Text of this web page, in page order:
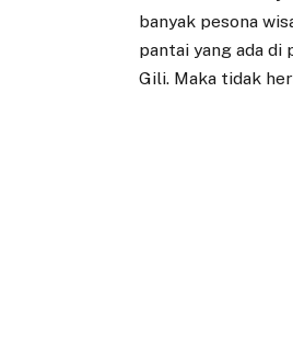
banyak pesona
pantai yang ada di
Gili. Maka tidak